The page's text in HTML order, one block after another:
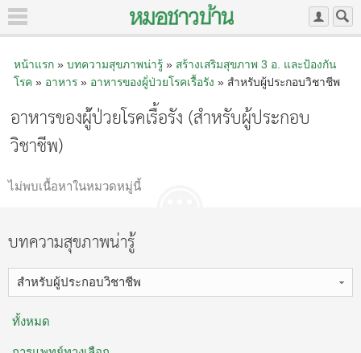
หน้าแรก» บทความสุขภาพน่ารู้» สร้างเสริมสุขภาพ 3 อ.​ และป้องกัน
โรค » อาหาร» อาหารของผู้่ป่วยโรคเรื้อรัง » สำหรับผู้ประกอบวิชาชีพ
อาหารของผู้่ป่วยโรคเรื้อรัง (สำหรับผู้ประกอบ
วิชาชีพ)
ไม่พบเนื้อหาในหมวดหมู่นี้
บทความสุขภาพน่ารู้
สำหรับผู้ประกอบวิชาชีพ
ทั้งหมด